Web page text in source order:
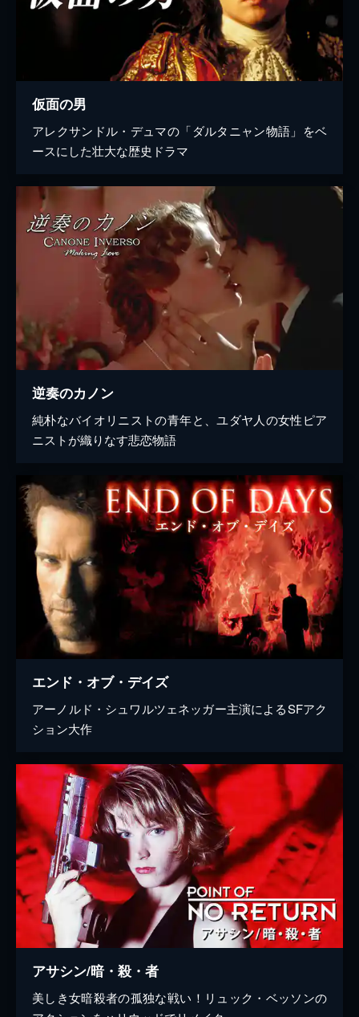
仮面の男
アレクサンドル・デュマの「ダルタニャン物語」をベ
ースにした壮大な歴史ドラマ
逆奏のカノン
純朴なバイオリニストの青年と、ユダヤ人の女性ピア
ニストが織りなす悲恋物語
エンド・オブ・デイズ
アーノルド・シュワルツェネッガー主演によるSFアク
ション大作
アサシン/暗・殺・者
美しき女暗殺者の孤独な戦い！リュック・ベッソンの